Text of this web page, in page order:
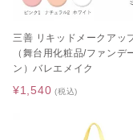
[A4カレンダー
2026.05.01
三善 リキッドメークアッ
（舞台用化粧品/ファンデ
ン）バレエメイク
¥1,540 (税込)